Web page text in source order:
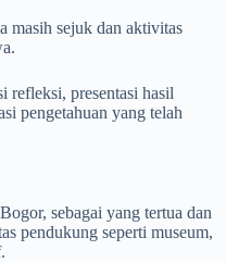
masih sejuk dan aktivitas
refleksi, presentasi hasil
pengetahuan yang telah
sebagai yang tertua dan
pendukung seperti museum,